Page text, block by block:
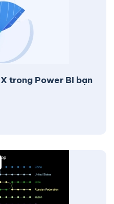
trong Power BI bạn